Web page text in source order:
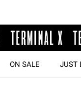
JUST
ON SALE